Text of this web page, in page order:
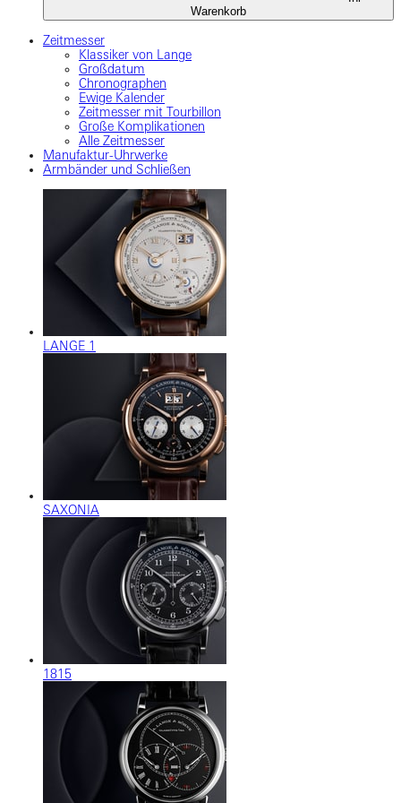
Warenkorb
Zeitmesser
Klassiker von Lange
Großdatum
Chronographen
Ewige Kalender
Zeitmesser mit Tourbillon
Große Komplikationen
Alle Zeitmesser
Manufaktur-Uhrwerke
Armbänder und Schließen
LANGE 1
SAXONIA
1815